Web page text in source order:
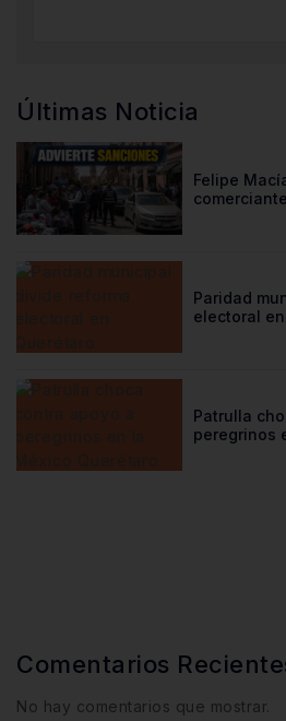
Últimas Noticia
Felipe
Paridad
electoral
Patrulla
peregrinos
Comentarios
No hay comentarios que mostrar.